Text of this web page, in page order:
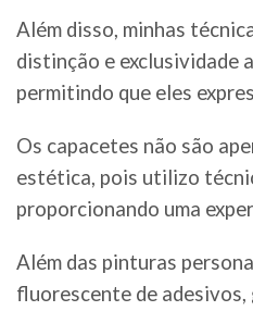
Além disso, minhas
distinção e exclusividade
permitindo que eles
Os capacetes não são
estética, pois utilizo
proporcionando uma
Além das pinturas
fluorescente de